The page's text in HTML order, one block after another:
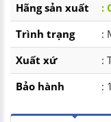
Hãng sản xuất
:
Trình trạng
:
Xuất xứ
:
Bảo hành
: